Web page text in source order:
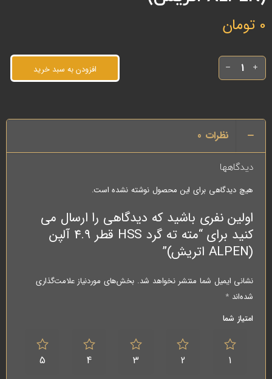
0 تومان
افزودن به سبد خرید
نظرات 0
دیدگاهها
هیچ دیدگاهی برای این محصول نوشته نشده است.
اولین نفری باشید که دیدگاهی را ارسال می
کنید برای “مته ته گرد HSS قطر 4.9 آلپن
(ALPEN اتریش)”
نشانی ایمیل شما منتشر نخواهد شد. بخش‌های موردنیاز علامت‌گذاری
شده‌اند*
امتیاز شما
1
2
3
4
5